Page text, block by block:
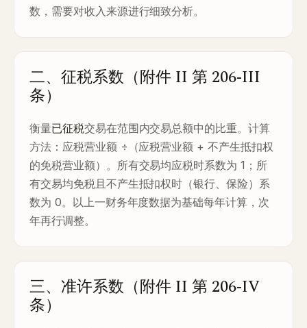
数，需要对收入来源进行细致分析。
二、征税系数（附件 II 第 206-III
条）
衡量已征税交易在范围内交易总额中的比重。计算
方法：应税营业额 ÷（应税营业额 + 不产生抵扣权
的免税营业额）。所有交易均应税时系数为 1；所
有交易均免税且不产生抵扣权时（银行、保险）系
数为 0。以上一财务年度数据为基础每年计算，次
年再行调整。
三、准许系数（附件 II 第 206-IV
条）